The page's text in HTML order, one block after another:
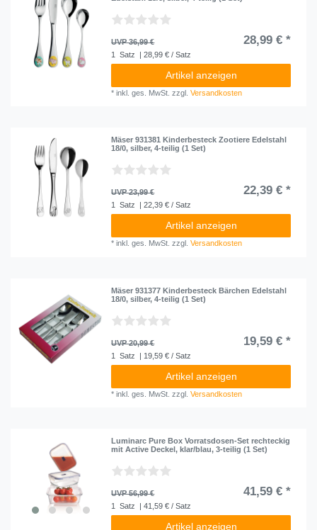
UVP 36,99 € 28,99 € *
1 Satz | 28,99 € / Satz
Artikel anzeigen
*inkl. ges. MwSt. zzgl.Versandkosten
Mäser 931381 Kinderbesteck Zootiere Edelstahl
18/0, silber, 4-teilig (1 Set)
UVP 23,99 € 22,39 € *
1 Satz | 22,39 € / Satz
Artikel anzeigen
*inkl. ges. MwSt. zzgl.Versandkosten
Mäser 931377 Kinderbesteck Bärchen Edelstahl
18/0, silber, 4-teilig (1 Set)
UVP 20,99 € 19,59 € *
1 Satz | 19,59 € / Satz
Artikel anzeigen
*inkl. ges. MwSt. zzgl.Versandkosten
Luminarc Pure Box Vorratsdosen-Set rechteckig
mit Active Deckel, klar/blau, 3-teilig (1 Set)
UVP 56,99 € 41,59 € *
1 Satz | 41,59 € / Satz
Artikel anzeigen